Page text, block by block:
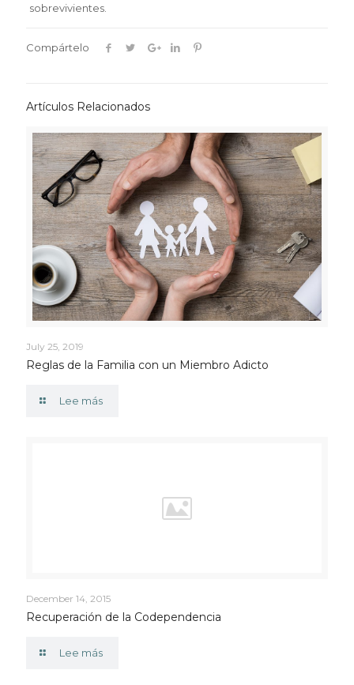
sobrevivientes.
Compártelo
Artículos Relacionados
July 25, 2019
Reglas de la Familia con un Miembro Adicto
Lee más
December 14, 2015
Recuperación de la Codependencia
Lee más